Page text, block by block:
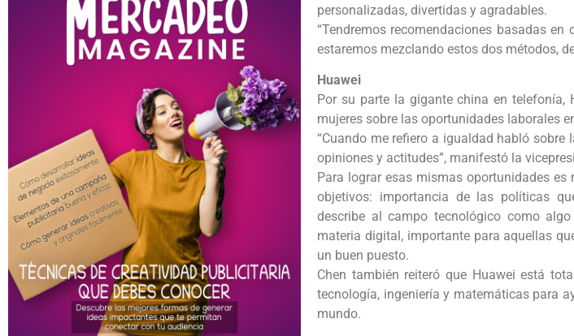
personalizadas, divertidas y agradables.
“Tendremos recomendaciones basadas
estaremos mezclando estos dos métodos,
Huawei
Por su parte la gigante china en
mujeres sobre las oportunidades laborales
“Cuando me refiero a igualdad habló
opiniones y actitudes”, manifestó la
Para lograr esas mismas oportunidades
objetivos: importancia de las políticas
describe al campo tecnológico como
materia digital, importante para aquellas
un buen puesto.
Chen también reiteró que Huawei está
tecnología, ingeniería y matemáticas para
mundo.